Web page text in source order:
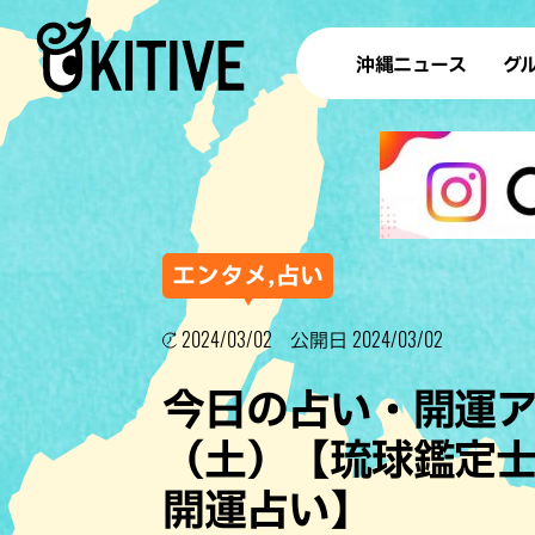
沖縄ニュース グ
ラ
テイ
すし
ステー
その他
エンタメ,占い
2024/03/02 公開日 2024/03/02
今日の占い・開運
（土）【琉球鑑定
開運占い】